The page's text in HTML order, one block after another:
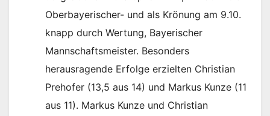
Oberbayerischer- und als Krönung am 9.10.
knapp durch Wertung, Bayerischer
Mannschaftsmeister. Besonders
herausragende Erfolge erzielten Christian
Prehofer (13,5 aus 14) und Markus Kunze (11
aus 11). Markus Kunze und Christian